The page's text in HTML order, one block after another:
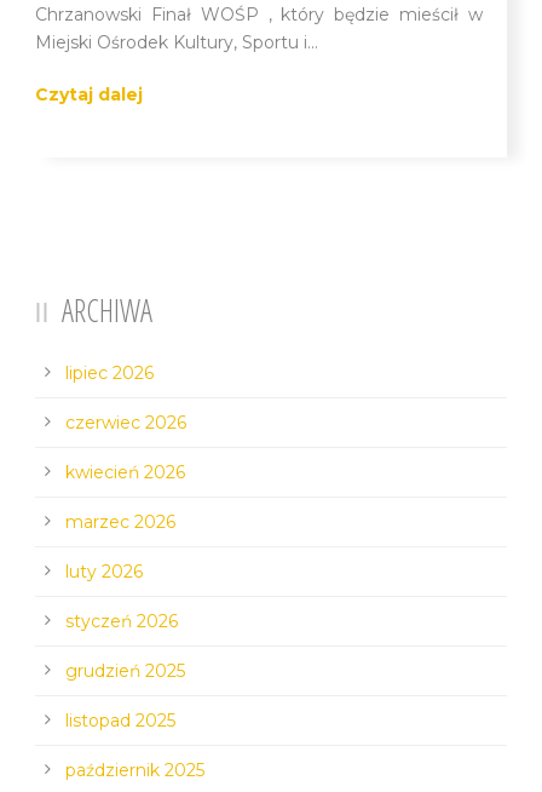
Chrzanowski Finał WOŚP , który będzie mieścił w
Miejski Ośrodek Kultury, Sportu i...
Czytaj dalej
ARCHIWA
lipiec 2026
czerwiec 2026
kwiecień 2026
marzec 2026
luty 2026
styczeń 2026
grudzień 2025
listopad 2025
październik 2025